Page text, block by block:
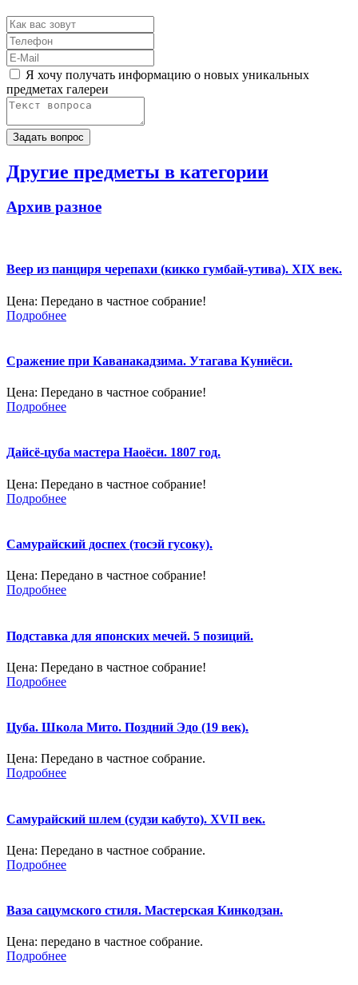
Я хочу получать информацию о новых уникальных
предметах галереи
Другие предметы в категории
Архив разное
Веер из панциря черепахи (кикко гумбай-утива). XIX век.
Цена: Передано в частное собрание!
Подробнее
Сражение при Каванакадзима. Утагава Куниёси.
Цена: Передано в частное собрание!
Подробнее
Дайсё-цуба мастера Наоёси. 1807 год.
Цена: Передано в частное собрание!
Подробнее
Самурайский доспех (тосэй гусоку).
Цена: Передано в частное собрание!
Подробнее
Подставка для японских мечей. 5 позиций.
Цена: Передано в частное собрание!
Подробнее
Цуба. Школа Мито. Поздний Эдо (19 век).
Цена: Передано в частное собрание.
Подробнее
Самурайский шлем (судзи кабуто). XVII век.
Цена: Передано в частное собрание.
Подробнее
Ваза сацумского стиля. Мастерская Кинкодзан.
Цена: передано в частное собрание.
Подробнее